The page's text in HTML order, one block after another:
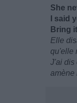
She
I said
Bring
Elle
qu'elle
J'ai dis
amène